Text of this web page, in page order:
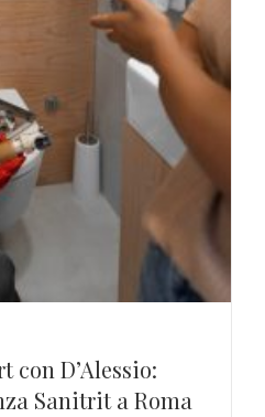
D’Alessio:
Sanitrit a Roma